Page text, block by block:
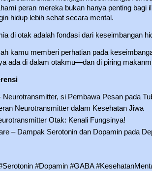
peran mereka bukan hanya penting bagi
hidup lebih sehat secara mental.
di otak adalah fondasi dari keseimbangan
kamu memberi perhatian pada
ada di dalam otakmu—dan di piring
Neurotransmitter, si Pembawa Pesan pada
Neurotransmitter dalam Kesehatan Jiwa
Otak: Kenali Fungsinya!
– Dampak Serotonin dan Dopamin pada
#Dopamin #GABA